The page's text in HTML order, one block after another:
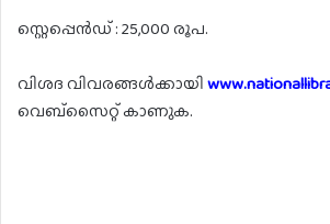
സ്റ്റെപ്പെൻഡ് : 25,000 രൂപ.
വിശദ വിവരങ്ങൾക്കായി
വെബ്സൈറ്റ് കാണുക.